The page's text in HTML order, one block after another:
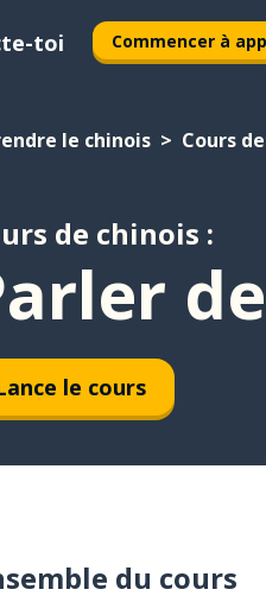
toi Commencer à
le chinois Cours
de chinois :
le cours
du cours